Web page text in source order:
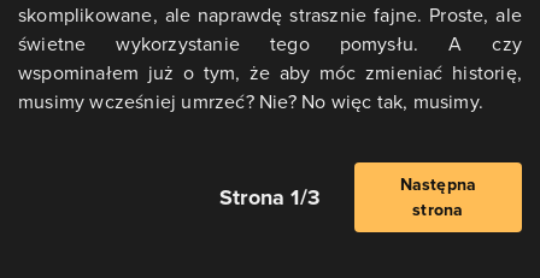
skomplikowane, ale naprawdę strasznie fajne. Proste, ale
świetne wykorzystanie tego pomysłu. A czy
wspominałem już o tym, że aby móc zmieniać historię,
musimy wcześniej umrzeć? Nie? No więc tak, musimy.
Strona 1/3
Następna
strona